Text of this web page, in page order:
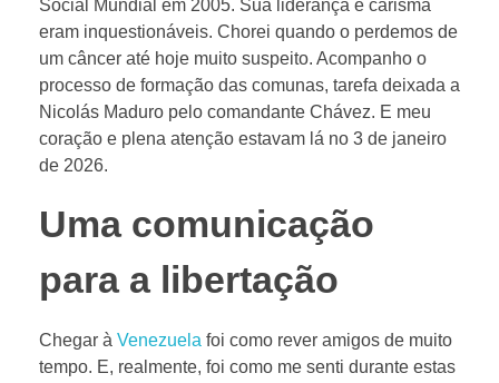
Social Mundial em 2005. Sua liderança e carisma
eram inquestionáveis. Chorei quando o perdemos de
um câncer até hoje muito suspeito. Acompanho o
processo de formação das comunas, tarefa deixada a
Nicolás Maduro pelo comandante Chávez. E meu
coração e plena atenção estavam lá no 3 de janeiro
de 2026.
Uma comunicação
para a libertação
Chegar à Venezuela foi como rever amigos de muito
tempo. E, realmente, foi como me senti durante estas